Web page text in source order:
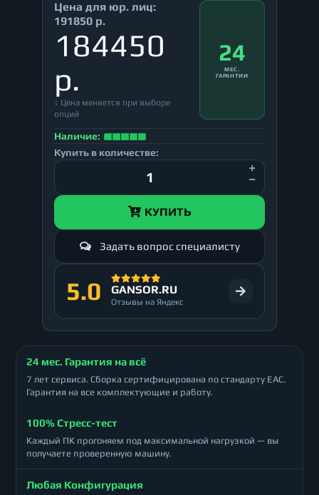
Цена для юр. лиц:
191850 р.
184450
р.
↕ Цена меняется при выборе
опций
24
МЕС.
ГАРАНТИИ
Наличие:
Купить в количестве:
КУПИТЬ
Задать вопрос специалисту
5.0 GANSOR.RU
Отзывы на Яндекс
24 мес. Гарантия на всё
7 лет сервиса. Сборка сертифицирована по стандарту ЕАС.
Гарантия на все комплектующие и работу.
100% Стресс-тест
Каждый ПК прогоняем под максимальной нагрузкой — вы
получаете проверенную машину.
Любая Конфигурация